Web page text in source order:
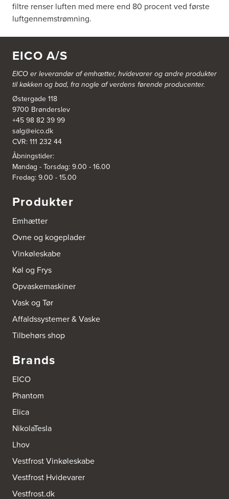
filtre renser luften med mere end 80 procent ved første
luftgennemstrømning.
EICO A/S
EICO er leverandør af emhætter, hvidevarer ogandre produkter
til køkken og bad, fra nogle af verdens førende producenter.
Østergade 118
9700 Brønderslev
+45 98 82 39 99
salg@eico.dk
CVR: 111 232 44
Åbningstider:
Mandag - Torsdag: 9.00 - 16.00
Fredag: 9.00 - 15.00
Produkter
Emhætter
Ovne og kogeplader
Vinkøleskabe
Køl og Frys
Opvaskemaskiner
Vask og Tør
Affaldssystemer & Vaske
Tilbehørs shop
Brands
EICO
Phantom
Elica
NikolaTesla
Lhov
Vestfrost Vinkøleskabe
Vestfrost Hvidevarer
Vestfrost.dk